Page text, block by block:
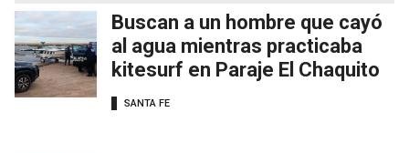
Buscan a un hombre que cayó
al agua mientras practicaba
kitesurf en Paraje El Chaquito
SANTA FE